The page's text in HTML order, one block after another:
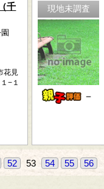
千
花見
−１
現地未調査
－
52 53 54 55 56